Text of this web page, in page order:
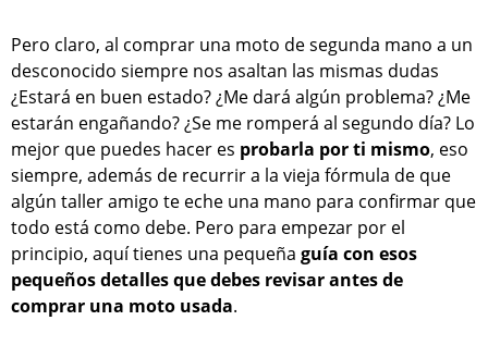
Pero claro, al comprar una moto de segunda mano a un
desconocido siempre nos asaltan las mismas dudas
¿Estará en buen estado? ¿Me dará algún problema? ¿Me
estarán engañando? ¿Se me romperá al segundo día? Lo
mejor que puedes hacer es probarla por ti mismo, eso
siempre, además de recurrir a la vieja fórmula de que
algún taller amigo te eche una mano para confirmar que
todo está como debe. Pero para empezar por el
principio, aquí tienes una pequeña guía con esos
pequeños detalles que debes revisar antes de
comprar una moto usada.